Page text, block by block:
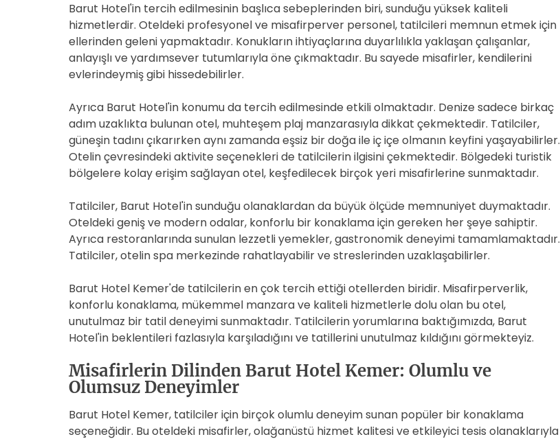
Barut Hotel'in tercih edilmesinin başlıca sebeplerinden biri, sunduğu yüksek kaliteli
hizmetlerdir. Oteldeki profesyonel ve misafirperver personel, tatilcileri memnun etmek için
ellerinden geleni yapmaktadır. Konukların ihtiyaçlarına duyarlılıkla yaklaşan çalışanlar,
anlayışlı ve yardımsever tutumlarıyla öne çıkmaktadır. Bu sayede misafirler, kendilerini
evlerindeymiş gibi hissedebilirler.
Ayrıca Barut Hotel'in konumu da tercih edilmesinde etkili olmaktadır. Denize sadece birkaç
adım uzaklıkta bulunan otel, muhteşem plaj manzarasıyla dikkat çekmektedir. Tatilciler,
güneşin tadını çıkarırken aynı zamanda eşsiz bir doğa ile iç içe olmanın keyfini yaşayabilirler.
Otelin çevresindeki aktivite seçenekleri de tatilcilerin ilgisini çekmektedir. Bölgedeki turistik
bölgelere kolay erişim sağlayan otel, keşfedilecek birçok yeri misafirlerine sunmaktadır.
Tatilciler, Barut Hotel'in sunduğu olanaklardan da büyük ölçüde memnuniyet duymaktadır.
Oteldeki geniş ve modern odalar, konforlu bir konaklama için gereken her şeye sahiptir.
Ayrıca restoranlarında sunulan lezzetli yemekler, gastronomik deneyimi tamamlamaktadır.
Tatilciler, otelin spa merkezinde rahatlayabilir ve streslerinden uzaklaşabilirler.
Barut Hotel Kemer'de tatilcilerin en çok tercih ettiği otellerden biridir. Misafirperverlik,
konforlu konaklama, mükemmel manzara ve kaliteli hizmetlerle dolu olan bu otel,
unutulmaz bir tatil deneyimi sunmaktadır. Tatilcilerin yorumlarına baktığımızda, Barut
Hotel'in beklentileri fazlasıyla karşıladığını ve tatillerini unutulmaz kıldığını görmekteyiz.
Misafirlerin Dilinden Barut Hotel Kemer: Olumlu ve
Olumsuz Deneyimler
Barut Hotel Kemer, tatilciler için birçok olumlu deneyim sunan popüler bir konaklama
seçeneğidir. Bu oteldeki misafirler, olağanüstü hizmet kalitesi ve etkileyici tesis olanaklarıyla